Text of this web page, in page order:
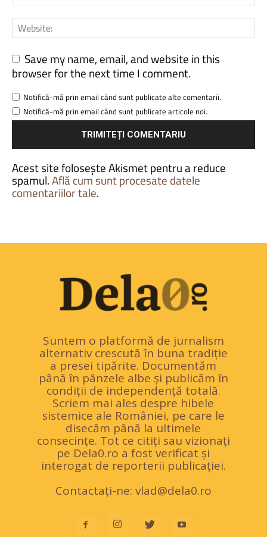
Save my name, email, and website in this
browser for the next time I comment.
Notifică-mă prin email când sunt publicate alte comentarii.
Notifică-mă prin email când sunt publicate articole noi.
Acest site folosește Akismet pentru a reduce
spamul.Află cum sunt procesate datele
comentariilor tale.
Suntem o platformă de jurnalism
alternativ crescută în buna tradiție
a presei tipărite. Documentăm
până în pânzele albe și publicăm în
condiții de independență totală.
Scriem mai ales despre hibele
sistemice ale României, pe care le
disecăm până la ultimele
consecințe. Tot ce citiți sau vizionați
pe Dela0.ro a fost verificat și
interogat de reporterii publicației.
Contactați-ne: vlad@dela0.ro